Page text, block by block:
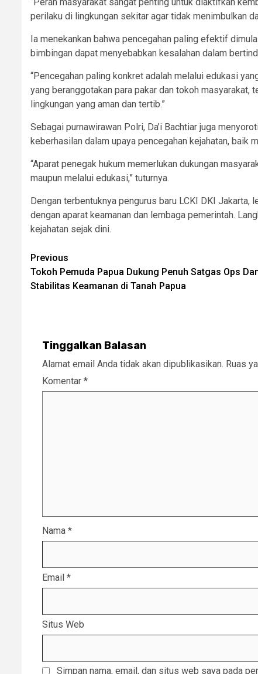
“Peran masyarakat sangat penting untuk diaktifkan
perilaku di lingkungan sekitar agar tidak menimbulkan
Ia menekankan bahwa pencegahan paling efektif
bimbingan dapat menyebabkan kesalahan dalam
“Pencegahan paling konkret adalah melalui edukasi
yang beranggotakan para pakar dan tokoh
lingkungan yang aman dan tertib.”
Sebagai purnawirawan Polri, Da’i Bachtiar juga
keberhasilan dalam upaya pencegahan kejahatan, baik
“Aparat penegak hukum memerlukan dukungan
maupun melalui edukasi,” tuturnya.
Dengan terbentuknya pengurus baru LCKI DKI
dengan aparat keamanan dan lembaga pemerintah.
kejahatan sejak dini.
Post
navigation
Previous
Tokoh Pemuda Papua Dukung Penuh Satgas Ops
Stabilitas Keamanan di Tanah Papua
Tinggalkan Balasan
Alamat email Anda tidak akan dipublikasikan. Ruas
Komentar *
Nama *
Email *
Situs Web
Simpan nama, email, dan situs web saya pada